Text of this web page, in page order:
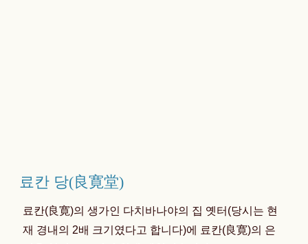
료칸 당(良寛堂)
료칸(良寛)의 생가인 다치바나야의 집 옛터(당시는 현
재 경내의 2배 크기였다고 합니다)에 료칸(良寛)의 은